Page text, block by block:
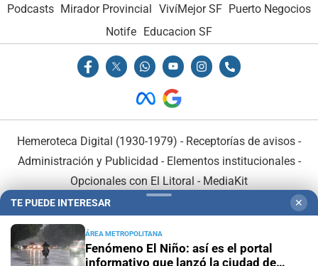
Podcasts Mirador Provincial VivíMejor SF Puerto Negocios
Notife
Educacion SF
Hemeroteca Digital (1930-1979) - Receptorías de avisos -
Administración y Publicidad - Elementos institucionales-
Opcionales con El Litoral - MediaKit
TE PUEDE INTERESAR ✕
ÁREA METROPOLITANA
Fenómeno El Niño: así es el portal
informativo que lanzó la ciudad de